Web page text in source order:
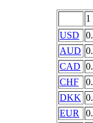
1
USD
AUD
CAD
CHF
DKK
EUR